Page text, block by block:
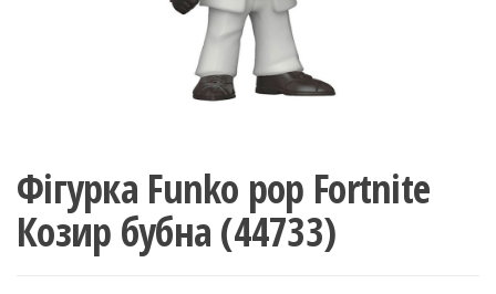
Фігурка Funko pop Fortnite
Козир бубна (44733)